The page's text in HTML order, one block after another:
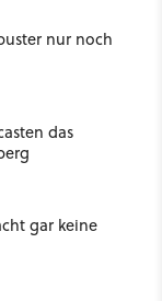
nur noch
das
gar keine